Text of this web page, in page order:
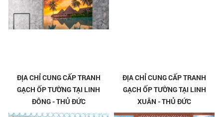
ĐỊA CHỈ CUNG CẤP TRANH
GẠCH ỐP TƯỜNG TẠI LINH
ĐÔNG - THỦ ĐỨC
ĐỊA CHỈ CUNG CẤP TRANH
GẠCH ỐP TƯỜNG TẠI LINH
XUÂN - THỦ ĐỨC